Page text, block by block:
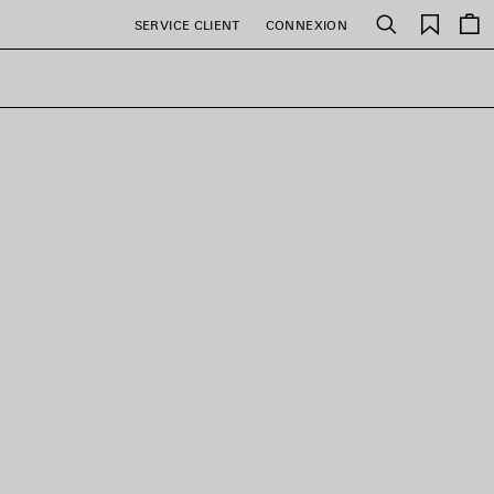
SERVICE CLIENT CONNEXION Rechercher